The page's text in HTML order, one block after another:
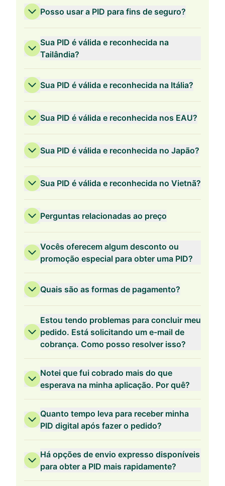
Posso usar a PID para fins de seguro?
Sua PID é válida e reconhecida na
Tailândia?
Sua PID é válida e reconhecida na Itália?
Sua PID é válida e reconhecida nos EAU?
Sua PID é válida e reconhecida no Japão?
Sua PID é válida e reconhecida no Vietnã?
Perguntas relacionadas ao preço
Validade de 3 anos
Vocês oferecem algum desconto ou
promoção especial para obter uma PID?
Quais são as formas de pagamento?
Estou tendo problemas para concluir meu
pedido. Está solicitando um e-mail de
cobrança. Como posso resolver isso?
Notei que fui cobrado mais do que
esperava na minha aplicação. Por quê?
Quanto tempo leva para receber minha
PID digital após fazer o pedido?
Há opções de envio expresso disponíveis
para obter a PID mais rapidamente?